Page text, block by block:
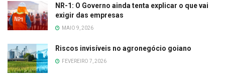
NR-1: O Governo ainda tenta explicar o que vai
exigir das empresas
MAIO 9, 2026
Riscos invisíveis no agronegócio goiano
FEVEREIRO 7, 2026